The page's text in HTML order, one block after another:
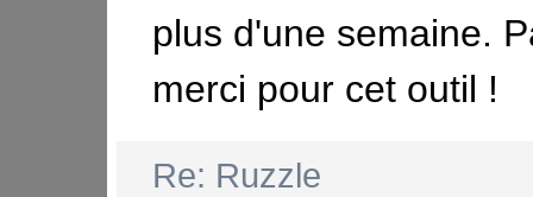
plus d'une semaine.
merci pour cet outil !
Re: Ruzzle